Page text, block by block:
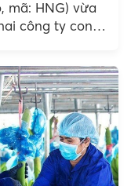
mã: HNG) vừa
công ty con